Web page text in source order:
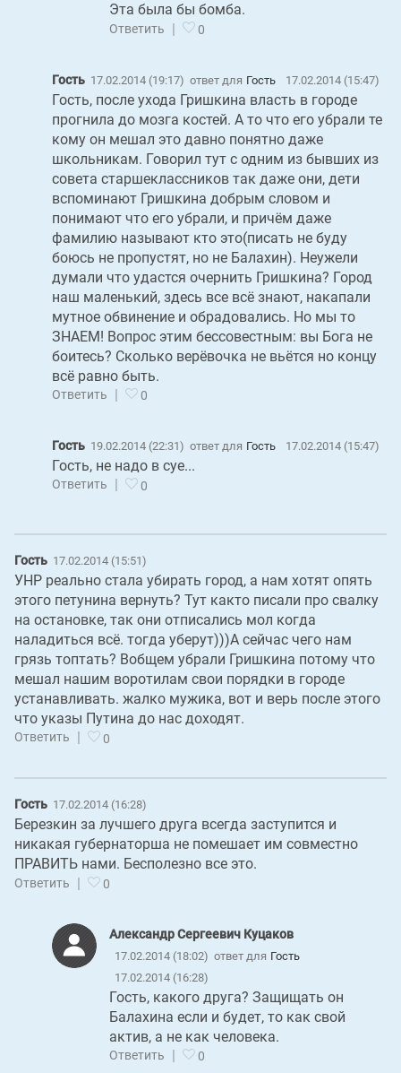
Эта была бы бомба.
Ответить | 0
Гость 17.02.2014 (19:17) ответ для Гость 17.02.2014 (15:47)
Гость, после ухода Гришкина власть в городе
прогнила до мозга костей. А то что его убрали те
кому он мешал это давно понятно даже
школьникам. Говорил тут с одним из бывших из
совета старшеклассников так даже они, дети
вспоминают Гришкина добрым словом и
понимают что его убрали, и причём даже
фамилию называют кто это(писать не буду
боюсь не пропустят, но не Балахин). Неужели
думали что удастся очернить Гришкина? Город
наш маленький, здесь все всё знают, накапали
мутное обвинение и обрадовались. Но мы то
ЗНАЕМ! Вопрос этим бессовестным: вы Бога не
боитесь? Сколько верёвочка не вьётся но концу
всё равно быть.
Ответить | 0
Гость 19.02.2014 (22:31) ответ для Гость 17.02.2014 (15:47)
Гость, не надо в суе...
Ответить 0
Гость 17.02.2014 (15:51)
УНР реально стала убирать город, а нам хотят опять
этого петунина вернуть? Тут както писали про свалку
на остановке, так они отписались мол когда
наладиться всё. тогда уберут)))А сейчас чего нам
грязь топтать? Вобщем убрали Гришкина потому что
мешал нашим воротилам свои порядки в городе
устанавливать. жалко мужика, вот и верь после этого
что указы Путина до нас доходят.
Ответить 0
Гость 17.02.2014 (16:28)
Березкин за лучшего друга всегда заступится и
никакая губернаторша не помешает им совместно
ПРАВИТЬ нами. Бесполезно все это.
Ответить | 0
Александр Сергеевич Куцаков
17.02.2014 (18:02) ответ для Гость
17.02.2014 (16:28)
Гость, какого друга? Защищать он
Балахина если и будет, то как свой
актив, а не как человека.
Ответить 0